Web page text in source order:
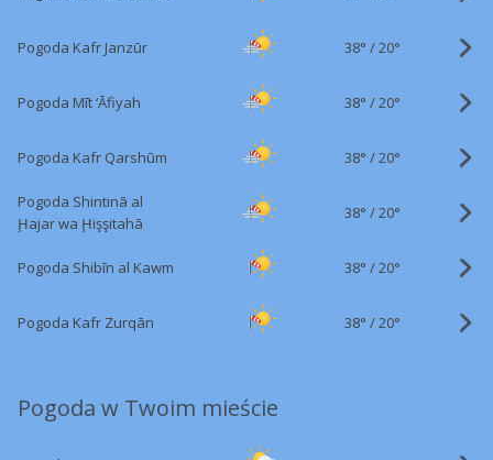
Pogoda Kafr Janzūr 38° /20°
Pogoda Mīt ‘Āfiyah 38° /20°
Pogoda Kafr Qarshūm 38° /20°
Pogoda Shintinā al
Ḩajar wa Ḩişşitahā
38° /20°
Pogoda Shibīn al Kawm 38° /20°
Pogoda Kafr Zurqān 38° /20°
Pogoda w Twoim mieście